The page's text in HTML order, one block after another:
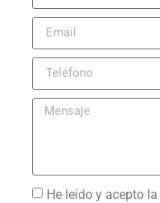
He leído y acepto